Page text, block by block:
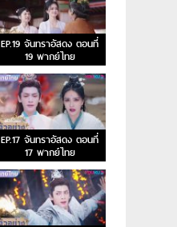
EP.19 จันทราอัสดง ตอนที่
19 พากย์ไทย
EP.17 จันทราอัสดง ตอนที่
17 พากย์ไทย